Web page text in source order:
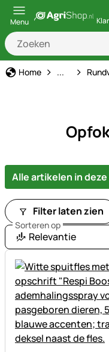
Menu
Home ...
Alle artikelen in
Filter laten zien
Sorteren op
Relevantie